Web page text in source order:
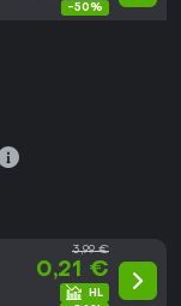
-50%
3,99 €
0,21 €